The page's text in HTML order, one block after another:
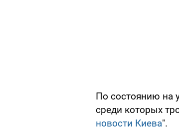
По состоянию на
среди которых
новости Киева".